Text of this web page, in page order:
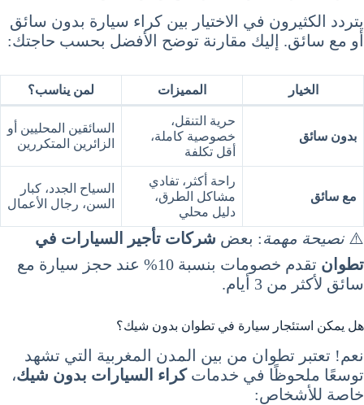
يتردد الكثيرون في الاختيار بين كراء سيارة بدون سائق
أو مع سائق. إليك مقارنة توضح الأفضل بحسب حاجتك:
الخيار المميزات لمن يناسب؟
بدون سائق
حرية التنقل،
خصوصية كاملة،
أقل تكلفة
السائقين المحليين أو
الزائرين المتكررين
مع سائق
راحة أكثر، تفادي
مشاكل الطرق،
دليل محلي
السياح الجدد، كبار
السن، رجال الأعمال
⚠️ نصيحة مهمة: بعض شركات تأجير السيارات في
تطوان
تقدم خصومات بنسبة 10% عند حجز سيارة مع
سائق لأكثر من 3 أيام.
هل يمكن استئجار سيارة في تطوان بدون شيك؟
نعم! تعتبر تطوان من بين المدن المغربية التي تشهد
توسعًا ملحوظًا في خدماتكراء السيارات بدون شيك،
خاصة للأشخاص: